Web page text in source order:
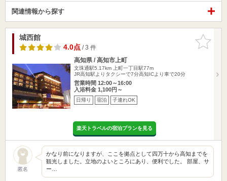
関連情報から探す
お気に入
りに追加
城西館
4.0点/ 3 件
高知県 / 高知市上町
文珠通駅5.17km
上町一丁目駅77m
JR高知駅よりタクシーで7分高知ICより車で20分
営業時間 12:00～16:00
入浴料金 1,100円～
日帰り 宿泊 子連れOK
楽天トラベルの宿泊プランを見る
匿名
かなり前になりますが、ここを拠点として四万十から高知までを
観光しました。立地のよいところにあり、便利でした。 部屋、サ
ー…